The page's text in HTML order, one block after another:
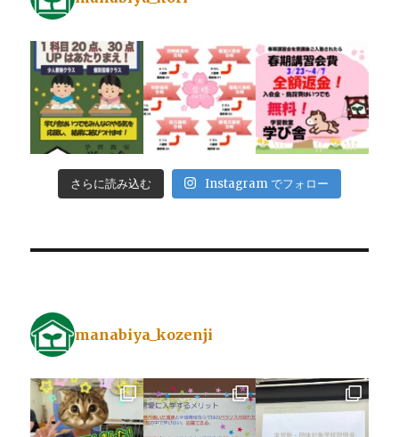
さらに読み込む Instagram でフォロー
manabiya_kozenji